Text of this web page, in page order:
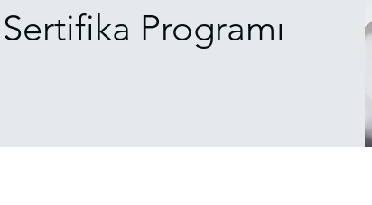
Sertifika Programı